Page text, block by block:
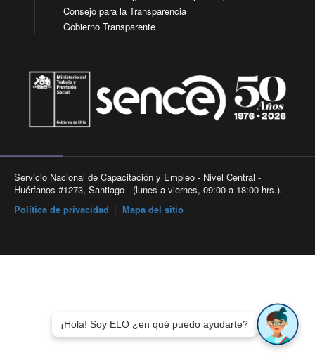
Consejo para la Transparencia
Gobierno Transparente
Servicio Nacional de Capacitación y Empleo - Nivel Central -
Huérfanos #1273, Santiago - (lunes a viernes, 09:00 a 18:00 hrs.).
Política de privacidad
Mapa del sitio
¡Hola! Soy ELO ¿en qué puedo ayudarte?